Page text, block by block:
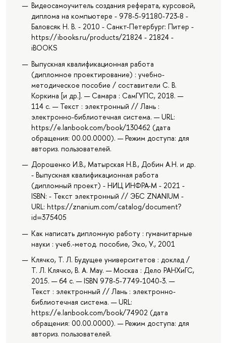
Видеосамоучитель создания реферата, курсовой,
диплома на компьютере - 978-5-91180-723-8 -
Баловсяк Н. В. - 2010 - Санкт-Петербург: Питер -
https://ibooks.ru/products/21824 - 21824 -
iBOOKS
Выпускная квалификационная работа
(дипломное проектирование) : учебно-
методическое пособие / составители С. В.
Коркина [и др.]. — Самара : СамГУПС, 2018. —
114 с. — Текст : электронный // Лань :
электронно-библиотечная система. — URL:
https://e.lanbook.com/book/130462 (дата
обращения: 00.00.0000). — Режим доступа: для
авториз. пользователей.
Дорошенко И.В., Матырская Н.В., Добин А.Н. и др.
- Выпускная квалификационная работа
(дипломный проект) - НИЦ ИНФРА-М - 2021 -
ISBN: - Текст электронный // ЭБС ZNANIUM -
URL: https://znanium.com/catalog/document?
id=375405
Как написать дипломную работу : гуманитарные
науки : учеб.-метод. пособие, Эко, У., 2001
Клячко, Т. Л. Будущее университетов : доклад /
Т. Л. Клячко, В. А. Мау. — Москва : Дело РАНХиГС,
2015. — 64 с. — ISBN 978-5-7749-1040-3. —
Текст : электронный // Лань : электронно-
библиотечная система. — URL:
https://e.lanbook.com/book/74902 (дата
обращения: 00.00.0000). — Режим доступа: для
авториз. пользователей.